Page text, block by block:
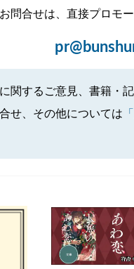
問合せは、直接プロモ
関するご意見、書籍・
せ、その他については